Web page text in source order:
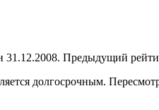
Предыдущий
долгосрочным.